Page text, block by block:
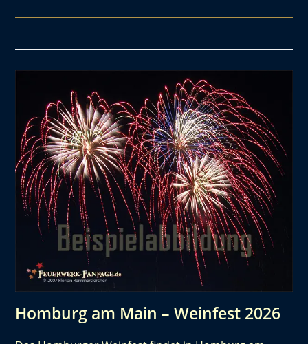
Homburg am Main – Weinfest 2026